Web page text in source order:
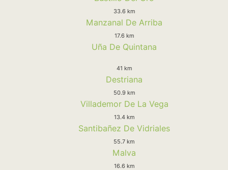
33.6 km
Manzanal De Arriba
17.6 km
Uña De Quintana
41 km
Destriana
50.9 km
Villademor De La Vega
13.4 km
Santibañez De Vidriales
55.7 km
Malva
16.6 km